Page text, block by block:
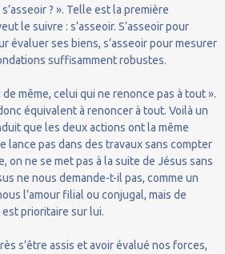
? ». Telle est la première
le suivre : s’asseoir. S’asseoir pour
évaluer ses biens, s’asseoir pour mesurer
suffisamment robustes.
même, celui qui ne renonce pas à tout ».
équivalent à renoncer à tout. Voilà un
que les deux actions ont la même
lance pas dans des travaux sans compter
on ne se met pas à la suite de Jésus sans
ne nous demande-t-il pas, comme un
l’amour filial ou conjugal, mais de
est prioritaire sur lui.
s’être assis et avoir évalué nos forces,